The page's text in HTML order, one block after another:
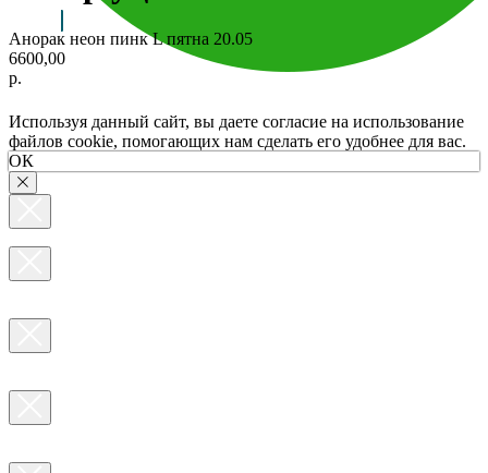
Анорак неон пинк L пятна 20.05
6600,00
р.
Используя данный сайт, вы даете согласие на использование
файлов cookie, помогающих нам сделать его удобнее для вас.
ОК